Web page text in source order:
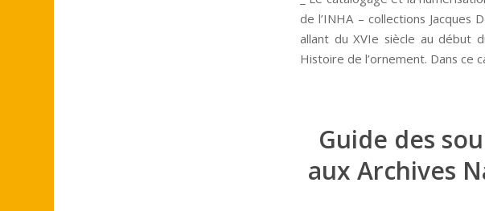
de l’INHA – collections Jacques
allant du XVIe siècle au début
Histoire de l’ornement. Dans ce
Guide des
aux Archives